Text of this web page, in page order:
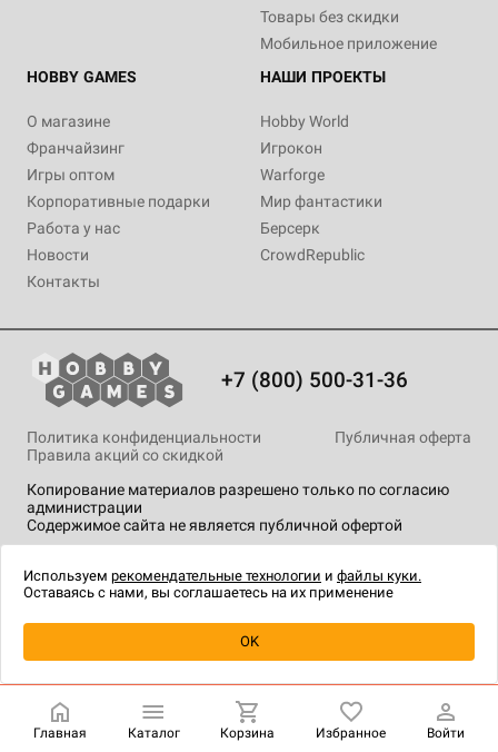
Товары без скидки
Мобильное приложение
HOBBY GAMES
О магазине
Франчайзинг
Игры оптом
Корпоративные подарки
Работа у нас
Новости
Контакты
НАШИ ПРОЕКТЫ
Hobby World
Игрокон
Warforge
Мир фантастики
Берсерк
CrowdRepublic
+7 (800) 500-31-36
Копирование материалов разрешено только по согласию
администрации
Содержимое сайта не является публичной офертой
Политика конфиденциальности
Публичная оферта
Правила акций со скидкой
технологии.
Главная Каталог Корзина Избранное Войти
Используем рекомендательные технологии и файлы куки.
Оставаясь с нами, вы соглашаетесь на их применение
OK